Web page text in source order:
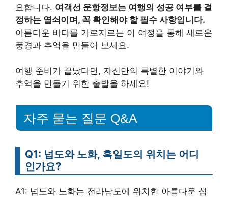
요합니다. 여객선 운항정보는 여행의 성공 여부를 결
정하는 열쇠이며, 꼭 확인해야 할 필수 사항입니다.
아름다운 바다를 가로지르는 이 여정을 통해 새로운
풍경과 추억을 만들어 보세요.
여행 준비가 끝났다면, 자신만의 특별한 이야기와
추억을 만들기 위한 출발을 하세요!
자주 묻는 질문 Q&A
Q1: 넙도와 노화, 흑일도의 위치는 어디
인가요?
A1: 넙도와 노화는 전라남도에 위치한 아름다운 섬